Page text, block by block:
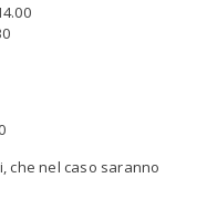
che nel caso saranno